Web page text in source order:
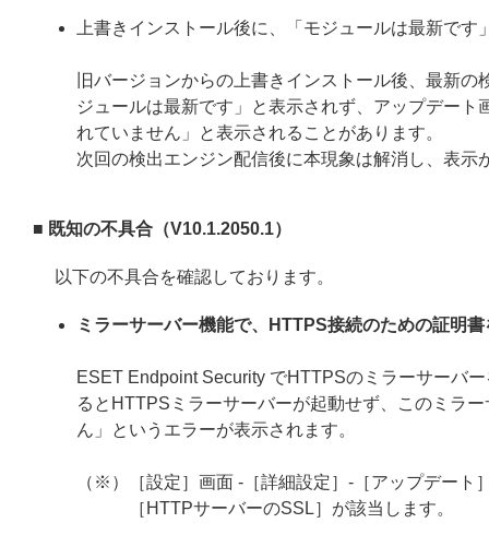
上書きインストール後に、「モジュールは最新です
旧バージョンからの上書きインストール後、最新
ジュールは最新です」と表示されず、アップデー
れていません」と表示されることがあります。
次回の検出エンジン配信後に本現象は解消し、表示
■ 既知の不具合（V10.1.2050.1）
以下の不具合を確認しております。
ミラーサーバー機能で、HTTPS接続のための証明
ESET Endpoint Security でHTTPSのミラーサーバ
るとHTTPSミラーサーバーが起動せず、このミラ
ん」というエラーが表示されます。
（※）［設定］画面 -［詳細設定］-［アップデー
［HTTPサーバーのSSL］が該当します。